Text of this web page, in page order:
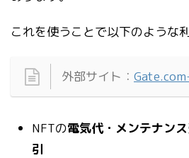
これを使うことで以下のような
外部サイト：
NFTの電気代・メンテナン
引